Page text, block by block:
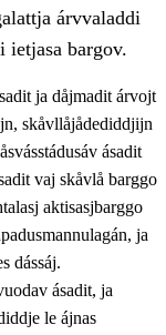
árvvaladdi
ietjasa bargov.
ja dåjmadit árvojt
skåvllåjådediddjijn
ásadit
vaj skåvlå barggo
aktisasjbarggo
ja
dássáj.
ásadit, ja
le ájnas